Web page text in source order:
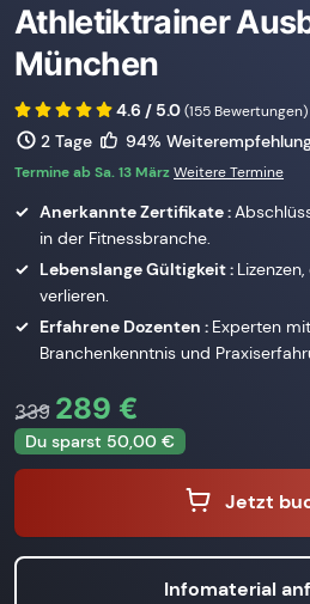
Athletiktrainer
München
4.6 / 5.0(155 Bewertungen)
2 Tage
94%
Termine ab Sa. 13 MärzWeitere Termine
Anerkannte Zertifikate :
in der Fitnessbranche.
Lebenslange Gültigkeit :
verlieren.
Erfahrene Dozenten : Experten
Branchenkenntnis und
339 289 €
Du sparst 50,00 €
Jetzt
Infomaterial